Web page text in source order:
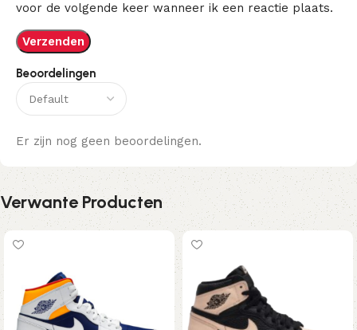
Beoordelingen
Er zijn nog geen beoordelingen.
voor de volgende keer wanneer ik een reactie plaats.
Verwante Producten